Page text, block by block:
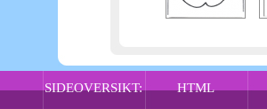
SIDEOVERSIKT: HTML